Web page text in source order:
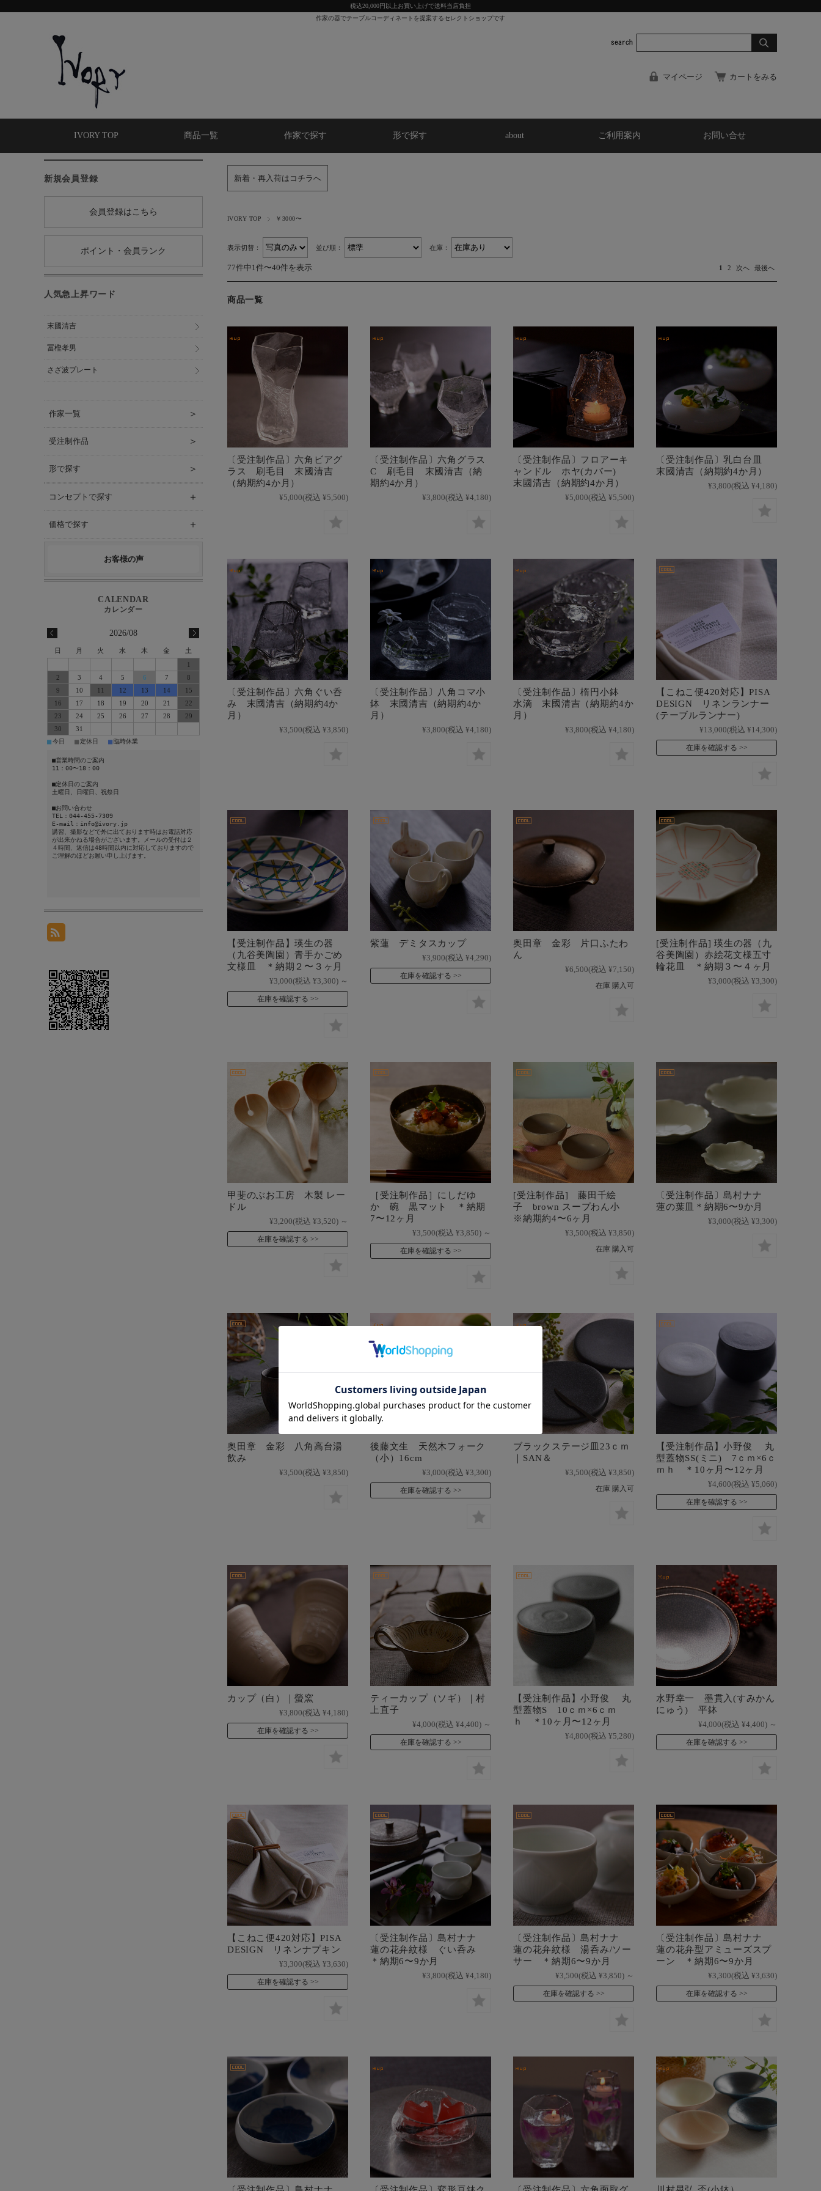
税込20,000円以上お買い上げで送料当店負担
作家の器でテーブルコーディネートを提案するセレクトショップです
マイページ カートをみる
IVORY TOP 商品一覧 作家で探す 形で探す about ご利用案内 お問い合せ
新着・再入荷はコチラへ
IVORY TOP ￥3000〜
表示切替： 並び順： 在庫：
77件中1件〜40件を表示 1 2 次へ 最後へ
商品一覧
〔受注制作品〕六角ビアグ
ラス 刷毛目 末國清吉
（納期約4か月）
¥5,000(税込 ¥5,500)
〔受注制作品〕六角グラス
C 刷毛目 末國清吉（納
期約4か月）
¥3,800(税込 ¥4,180)
〔受注制作品〕フロアーキ
ャンドル ホヤ(カバー)
末國清吉（納期約4か月）
¥5,000(税込 ¥5,500)
〔受注制作品〕乳白台皿
末國清吉（納期約4か月）
¥3,800(税込 ¥4,180)
〔受注制作品〕六角ぐい呑
み 末國清吉（納期約4か
月）
¥3,500(税込 ¥3,850)
〔受注制作品〕八角コマ小
鉢 末國清吉（納期約4か
月）
¥3,800(税込 ¥4,180)
〔受注制作品〕楕円小鉢
水滴 末國清吉（納期約4か
月）
¥3,800(税込 ¥4,180)
【こねこ便420対応】PISA
DESIGN リネンランナー
(テーブルランナー)
¥13,000(税込 ¥14,300)
在庫を確認する
【受注制作品】瑛生の器
（九谷美陶園）青手かごめ
文様皿 ＊納期２〜３ヶ月
¥3,000(税込 ¥3,300) ～
在庫を確認する
紫蓮 デミタスカップ
¥3,900(税込 ¥4,290)
在庫を確認する
奥田章 金彩 片口ふたわ
ん
¥6,500(税込 ¥7,150)
在庫 購入可
[受注制作品] 瑛生の器（九
谷美陶園）赤絵花文様五寸
輪花皿 ＊納期３〜４ヶ月
¥3,000(税込 ¥3,300)
甲斐のぶお工房 木製 レー
ドル
¥3,200(税込 ¥3,520) ～
在庫を確認する
［受注制作品］にしだゆ
か 碗 黒マット ＊納期
7〜12ヶ月
¥3,500(税込 ¥3,850) ～
在庫を確認する
[受注制作品] 藤田千絵
子 brown スープわん小
※納期約4〜6ヶ月
¥3,500(税込 ¥3,850)
在庫 購入可
〔受注制作品〕島村ナナ
蓮の葉皿＊納期6〜9か月
¥3,000(税込 ¥3,300)
奥田章 金彩 八角高台湯
飲み
¥3,500(税込 ¥3,850)
後藤文生 天然木フォーク
（小）16cm
¥3,000(税込 ¥3,300)
在庫を確認する
ブラックステージ皿23ｃｍ
｜SAN＆
¥3,500(税込 ¥3,850)
在庫 購入可
【受注制作品】小野俊 丸
型蓋物SS(ミニ) 7ｃｍ×6ｃ
ｍｈ ＊10ヶ月〜12ヶ月
¥4,600(税込 ¥5,060)
在庫を確認する
カップ（白）｜螢窯
¥3,800(税込 ¥4,180)
在庫を確認する
ティーカップ（ソギ）｜村
上直子
¥4,000(税込 ¥4,400) ～
在庫を確認する
【受注制作品】小野俊 丸
型蓋物S 10ｃｍ×6ｃｍ
ｈ ＊10ヶ月〜12ヶ月
¥4,800(税込 ¥5,280)
水野幸一 墨貫入(すみかん
にゅう) 平鉢
¥4,000(税込 ¥4,400) ～
在庫を確認する
【こねこ便420対応】PISA
DESIGN リネンナプキン
¥3,300(税込 ¥3,630)
在庫を確認する
〔受注制作品〕島村ナナ
蓮の花弁紋様 ぐい呑み
＊納期6〜9か月
¥3,800(税込 ¥4,180)
〔受注制作品〕島村ナナ
蓮の花弁紋様 湯呑み/ソー
サー ＊納期6〜9か月
¥3,500(税込 ¥3,850) ～
在庫を確認する
〔受注制作品〕島村ナナ
蓮の花弁型アミューズスプ
ーン ＊納期6〜9か月
¥3,300(税込 ¥3,630)
在庫を確認する
新規会員登録
会員登録はこちら
ポイント・会員ランク
人気急上昇ワード
末國清吉
冨樫孝男
さざ波プレート
作家一覧 ＞
受注制作品 ＞
形で探す ＞
コンセプトで探す ＋
価格で探す ＋
お客様の声
2026/08
日 月 火 水 木 金
土
1
2
3 4 5 6 7
8
9
10 11 12 13 14
15
16
17 18 19 20 21
22
23
24 25 26 27 28
29
30
31
■今日 ■ 定休日 ■臨時休業
■営業時間のご案内
11：00〜18：00
■定休日のご案内
土曜日、日曜日、祝祭日
■お問い合わせ
TEL：044-455-7309
E-mail：info@ivory.jp
講習、撮影などで外に出ております時はお電話対応
が出来かねる場合がございます。メールの受付は２
４時間、返信は48時間以内に対応しておりますので
ご理解のほどお願い申し上げます。